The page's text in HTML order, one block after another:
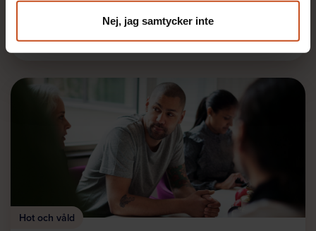
Nej, jag samtycker inte
Hot och våld